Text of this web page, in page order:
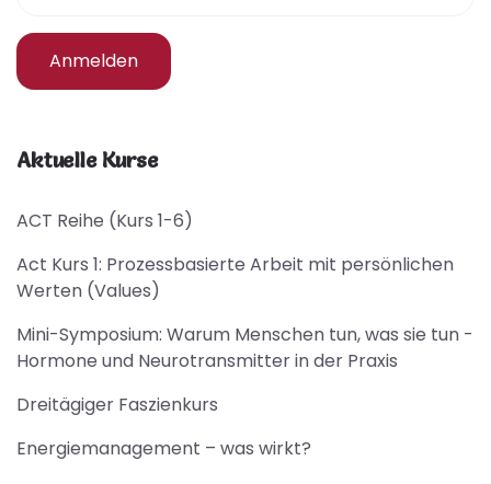
Anmelden
Aktuelle Kurse
ACT Reihe (Kurs 1-6)
Act Kurs 1: Prozessbasierte Arbeit mit persönlichen
Werten (Values)
Mini-Symposium: Warum Menschen tun, was sie tun -
Hormone und Neurotransmitter in der Praxis
Dreitägiger Faszienkurs
Energiemanagement – was wirkt?